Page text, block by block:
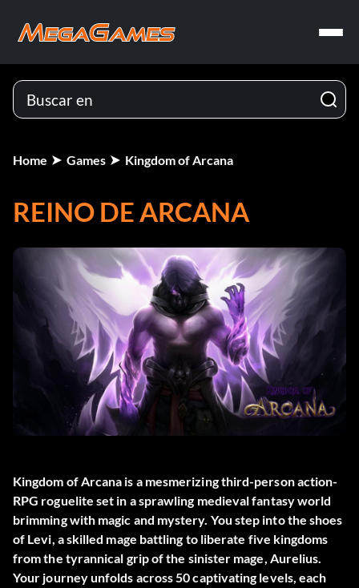
Home Games Kingdom of Arcana
REINO DE ARCANA
Kingdom of Arcana is a mesmerizing third-person action-
RPG roguelite set in a sprawling medieval fantasy world
brimming with magic and mystery. You step into the shoes
of Levi, a skilled mage battling to liberate five kingdoms
from the tyrannical grip of the sinister mage, Aurelius.
Your journey unfolds across 50 captivating levels, each